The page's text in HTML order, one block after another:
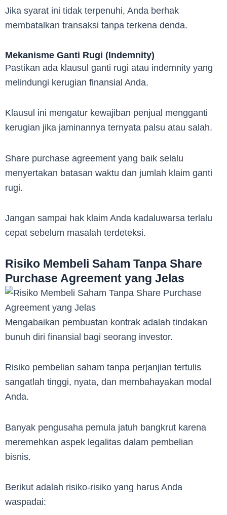
Jika syarat ini tidak terpenuhi, Anda berhak
membatalkan transaksi tanpa terkena denda.
Mekanisme Ganti Rugi (Indemnity)
Pastikan ada klausul ganti rugi atau indemnity yang
melindungi kerugian finansial Anda.
Klausul ini mengatur kewajiban penjual mengganti
kerugian jika jaminannya ternyata palsu atau salah.
Share purchase agreement yang baik selalu
menyertakan batasan waktu dan jumlah klaim ganti
rugi.
Jangan sampai hak klaim Anda kadaluwarsa terlalu
cepat sebelum masalah terdeteksi.
Risiko Membeli Saham Tanpa Share
Purchase Agreement yang Jelas
Mengabaikan pembuatan kontrak adalah tindakan
bunuh diri finansial bagi seorang investor.
Risiko pembelian saham tanpa perjanjian tertulis
sangatlah tinggi, nyata, dan membahayakan modal
Anda.
Banyak pengusaha pemula jatuh bangkrut karena
meremehkan aspek legalitas dalam pembelian
bisnis.
Berikut adalah risiko-risiko yang harus Anda
waspadai: